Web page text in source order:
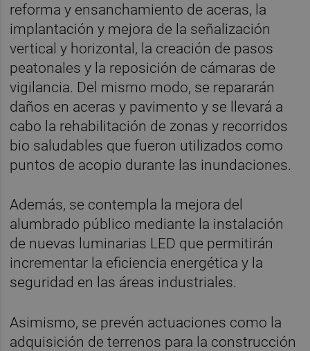
reforma y ensanchamiento de aceras, la
implantación y mejora de la señalización
vertical y horizontal, la creación de pasos
peatonales y la reposición de cámaras de
vigilancia. Del mismo modo, se repararán
daños en aceras y pavimento y se llevará a
cabo la rehabilitación de zonas y recorridos
bio saludables que fueron utilizados como
puntos de acopio durante las inundaciones.
Además, se contempla la mejora del
alumbrado público mediante la instalación
de nuevas luminarias LED que permitirán
incrementar la eficiencia energética y la
seguridad en las áreas industriales.
Asimismo, se prevén actuaciones como la
adquisición de terrenos para la construcción